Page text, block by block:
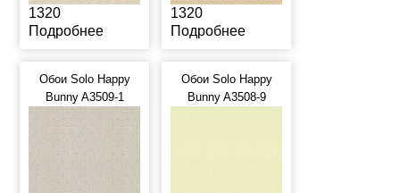
1320
Подробнее
1320
Подробнее
Обои Solo Happy
Bunny A3509-1
Обои Solo Happy
Bunny A3508-9